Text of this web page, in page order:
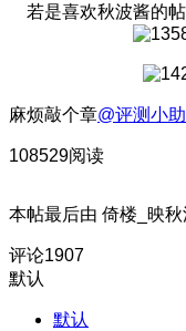
若是喜欢秋波酱的
麻烦敲个章@评测小
108529阅读
本帖最后由 倚楼_映
评论1907
默认
默认